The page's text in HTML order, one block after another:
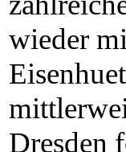
wieder
Dresden